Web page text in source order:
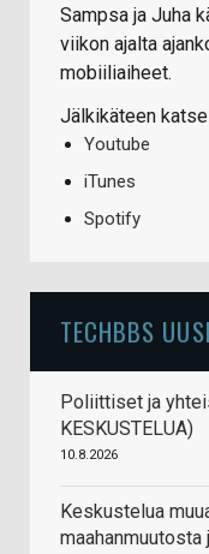
Sampsa ja Juha
viikon ajalta
mobiiliaiheet.
Jälkikäteen
Youtube
iTunes
Spotify
TECHBBS
Poliittiset ja
KESKUSTELUA)
10.8.2026
Keskustelua